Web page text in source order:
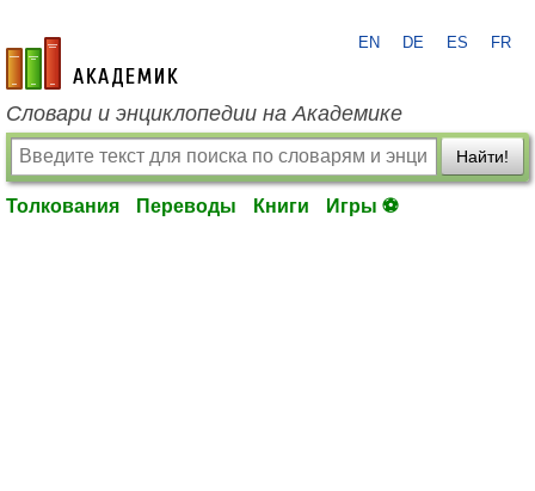
academic.ru
EN DE ES FR
Словари и энциклопедии на Академике
Найти!
Толкования Переводы Книги Игры ⚽